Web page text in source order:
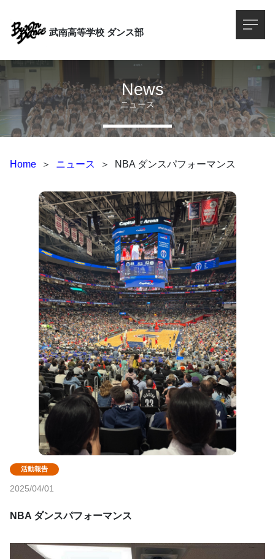
武南高等学校 ダンス部
ニュース
News
Home ＞ ニュース ＞ NBA ダンスパフォーマンス
2025/04/01
NBA ダンスパフォーマンス